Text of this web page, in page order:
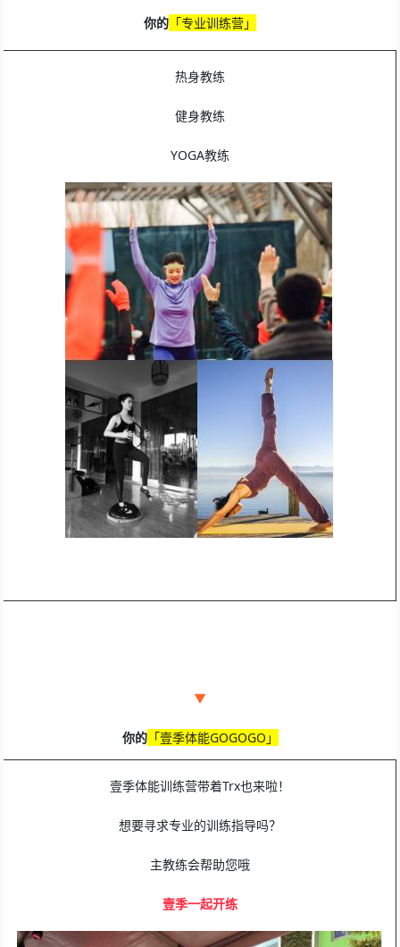
你的 「专业训练营」
热身教练
健身教练
YOGA教练
▼
你的「壹季体能GOGOGO」
壹季体能训练营带着Trx也来啦！
想要寻求专业的训练指导吗？
主教练会帮助您哦
壹季一起开练